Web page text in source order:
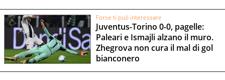
Forse ti può interessare
Juventus-Torino 0-0, pagelle:
Paleari e Ismajli alzano il muro.
Zhegrova non cura il mal di gol
bianconero